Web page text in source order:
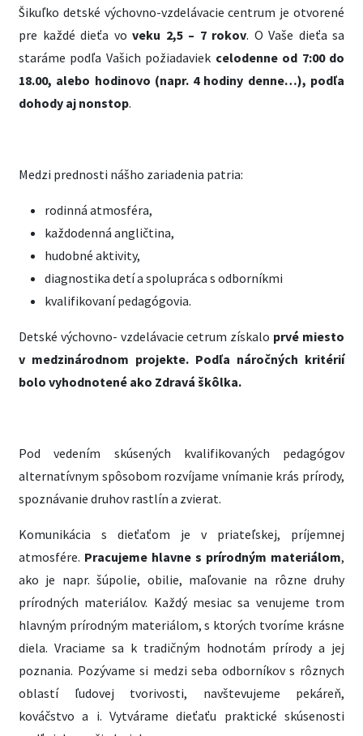
Šikuľko detské výchovno-vzdelávacie centrum je otvorené
pre každé dieťa vo veku 2,5 – 7 rokov. O Vaše dieťa sa
staráme podľa Vašich požiadaviek celodenne od 7:00 do
18.00, alebo hodinovo (napr. 4 hodiny denne…), podľa
dohody aj nonstop.
Medzi prednosti nášho zariadenia patria:
rodinná atmosféra,
každodenná angličtina,
hudobné aktivity,
diagnostika detí a spolupráca s odborníkmi
kvalifikovaní pedagógovia.
Detské výchovno- vzdelávacie cetrum získalo prvé miesto
v medzinárodnom projekte. Podľa náročných kritérií
bolo vyhodnotené ako Zdravá škôlka.
Pod vedením skúsených kvalifikovaných pedagógov
alternatívnym spôsobom rozvíjame vnímanie krás prírody,
spoznávanie druhov rastlín a zvierat.
Komunikácia s dieťaťom je v priateľskej, príjemnej
atmosfére. Pracujeme hlavne s prírodným materiálom,
ako je napr. šúpolie, obilie, maľovanie na rôzne druhy
prírodných materiálov. Každý mesiac sa venujeme trom
hlavným prírodným materiálom, s ktorých tvoríme krásne
diela. Vraciame sa k tradičným hodnotám prírody a jej
poznania. Pozývame si medzi seba odborníkov s rôznych
oblastí ľudovej tvorivosti, navštevujeme pekáreň,
kováčstvo a i. Vytvárame dieťaťu praktické skúsenosti